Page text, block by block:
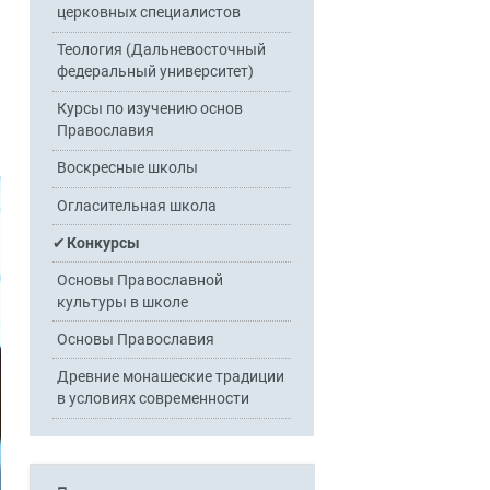
церковных специалистов
Теология (Дальневосточный
федеральный университет)
Курсы по изучению основ
Православия
Воскресные школы
Огласительная школа
Конкурсы
Основы Православной
культуры в школе
Основы Православия
Древние монашеские традиции
в условиях современности